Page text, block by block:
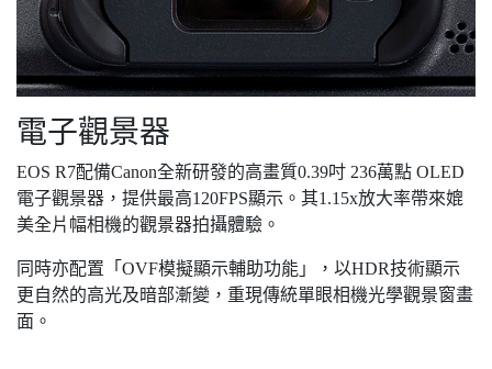
電子觀景器
EOS R7配備Canon全新研發的高畫質0.39吋 236萬點 OLED
電子觀景器，提供最高120FPS顯示。其1.15x放大率帶來媲
美全片幅相機的觀景器拍攝體驗。
同時亦配置「OVF模擬顯示輔助功能」，以HDR技術顯示
更自然的高光及暗部漸變，重現傳統單眼相機光學觀景窗畫
面。